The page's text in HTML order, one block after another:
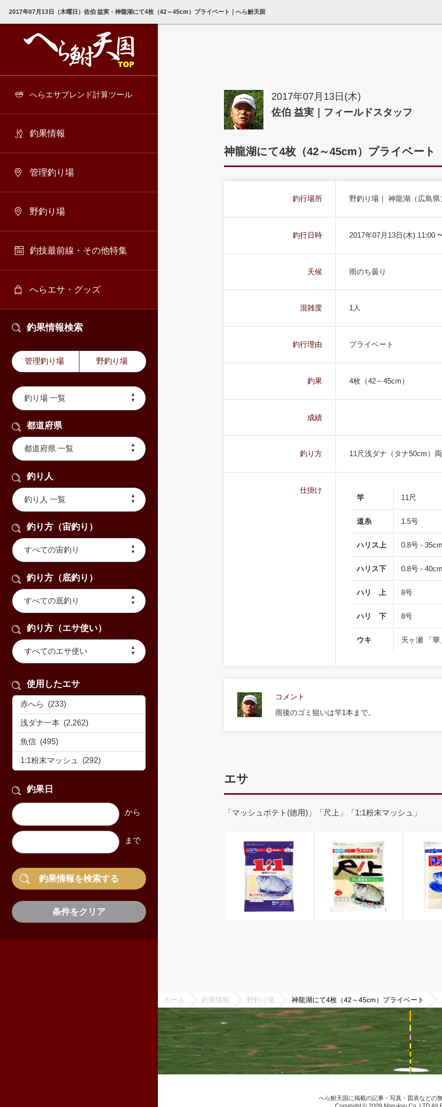
2017年07月13日（木曜日）佐伯 益実・神龍湖にて4枚（42～45cm）プライベート｜へら鮒天国
へらエサブレンド計算ツール
釣果情報
管理釣り場
野釣り場
釣技最前線・その他特集
へらエサ・グッズ
釣果情報検索
管理釣り場 野釣り場
都道府県
釣り人
釣り方（宙釣り）
釣り方（底釣り）
釣り方（エサ使い）
使用したエサ
釣果日
条件をクリア
2017年07月13日(木)
佐伯 益実｜フィールドスタッフ
神龍湖にて4枚（42～45cm）プライベート
釣行場所 野釣り場｜ 神龍湖（広島県
釣行日時 2017年07月13日(木) 11:00
天候 雨のち曇り
混雑度 1人
釣行理由 プライベート
釣果 4枚（42～45cm）
成績
釣り方 11尺浅ダナ（タナ50cm）
仕掛け
竿
11尺
道糸 1.5号
ハリス上 0.8号 - 35cm
ハリス下 0.8号 - 40cm
ハリ 上 8号
ハリ 下 8号
ウキ 天ヶ瀬 「華
コメント
雨後のゴミ狙いは竿1本まで。
エサ
「マッシュポテト(徳用)」「尺上」「1:1粉末マッシュ」
ホーム 釣果情報 野釣り場 神龍湖にて4枚（42～45cm）プライベート
へら鮒天国に掲載の記事・写真・図表などの